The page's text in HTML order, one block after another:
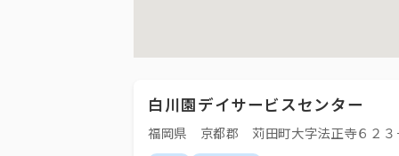
白川園デイサービスセンター
福岡県 京都郡 苅田町大字法正寺６２３